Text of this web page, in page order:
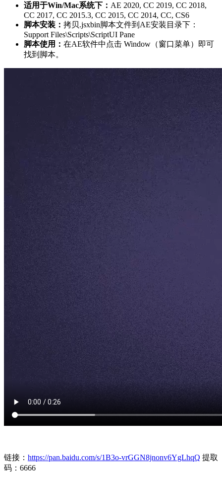
适用于Win/Mac系统下： AE 2020, CC 2019, CC 2018,
CC 2017, CC 2015.3, CC 2015, CC 2014, CC, CS6
脚本安装： 拷贝.jsxbin脚本文件到AE安装目录下：
Support Files\Scripts\ScriptUI Pane
脚本使用： 在AE软件中点击 Window（窗口菜单）即可
找到脚本。
链接： https://pan.baidu.com/s/1B3o-vrGGN8jnonv6YgLhqQ 提取
码：6666